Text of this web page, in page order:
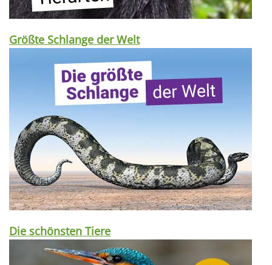
Größte Schlange der Welt
Die schönsten Tiere